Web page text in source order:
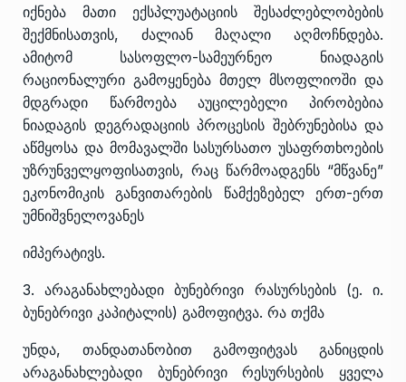
იქნება მათი ექსპლუატაციის შესაძლებლობების
შექმნისათვის, ძალიან მაღალი აღმოჩნდება.
ამიტომ სასოფლო-სამეურნეო ნიადაგის
რაციონალური გამოყენება მთელ მსოფლიოში და
მდგრადი წარმოება აუცილებელი პირობებია
ნიადაგის დეგრადაციის პროცესის შებრუნებისა და
აწმყოსა და მომავალში სასურსათო უსაფრთხოების
უზრუნველყოფისათვის, რაც წარმოადგენს “მწვანე”
ეკონომიკის განვითარების წამქეზებელ ერთ-ერთ
უმნიშვნელოვანეს
იმპერატივს.
3. არაგანახლებადი ბუნებრივი რასურსების (ე. ი.
ბუნებრივი კაპიტალის) გამოფიტვა. რა თქმა
უნდა, თანდათანობით გამოფიტვას განიცდის
არაგანახლებადი ბუნებრივი რესურსების ყველა